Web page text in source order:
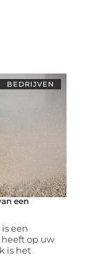
BEDRIJVEN
een
een
op uw
is het